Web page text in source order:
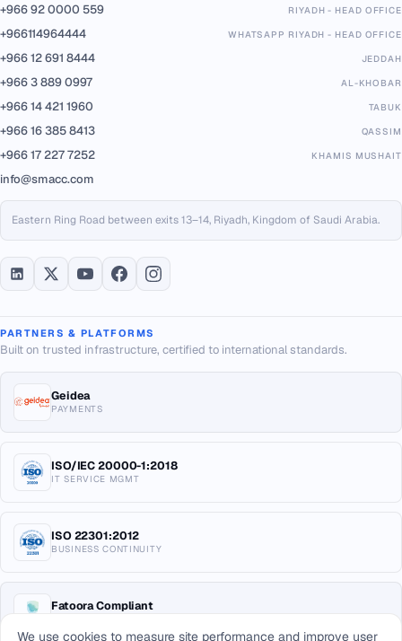
+966 92 0000 559 RIYADH - HEAD OFFICE
+966114964444 WHATSAPP RIYADH - HEAD OFFICE
+966 12 691 8444 JEDDAH
+966 3 889 0997 AL-KHOBAR
+966 14 421 1960 TABUK
+966 16 385 8413 QASSIM
+966 17 227 7252 KHAMIS MUSHAIT
info@smacc.com
Eastern Ring Road between exits 13–14, Riyadh, Kingdom of Saudi Arabia.
PARTNERS & PLATFORMS
Built on trusted infrastructure, certified to international standards.
Geidea
PAYMENTS
ISO/IEC 20000-1:2018
IT SERVICE MGMT
ISO 22301:2012
BUSINESS CONTINUITY
Fatoora Compliant
We use cookies to measure site performance and improve user